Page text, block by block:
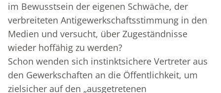
im Bewusstsein der eigenen Schwäche, der
verbreiteten Antigewerkschaftsstimmung in den
Medien und versucht, über Zugeständnisse
wieder hoffähig zu werden?
Schon wenden sich instinktsichere Vertreter aus
den Gewerkschaften an die Öffentlichkeit, um
zielsicher auf den „ausgetretenen